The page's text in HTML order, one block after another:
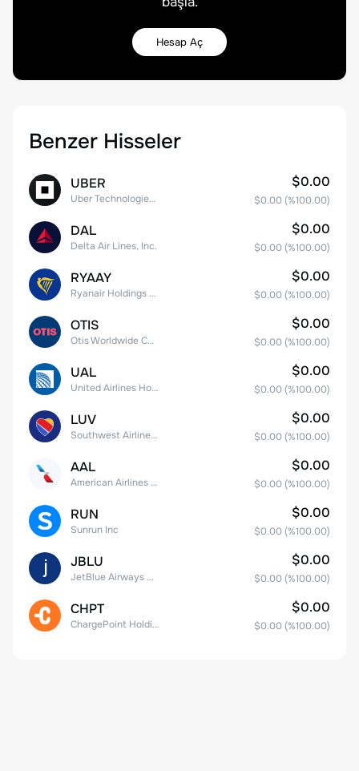
Hesap Aç
Benzer Hisseler
UBER
Uber Technologies, Inc.
$0.00
$0.00 (%100.00)
DAL
Delta Air Lines, Inc.
$0.00
$0.00 (%100.00)
RYAAY
Ryanair Holdings plc American Depositary Shares
$0.00
$0.00 (%100.00)
OTIS
Otis Worldwide Corporation
$0.00
$0.00 (%100.00)
UAL
United Airlines Holdings, Inc. Common Stock
$0.00
$0.00 (%100.00)
LUV
Southwest Airlines Co.
$0.00
$0.00 (%100.00)
AAL
American Airlines Group Inc.
$0.00
$0.00 (%100.00)
RUN
Sunrun Inc
$0.00
$0.00 (%100.00)
JBLU
JetBlue Airways Corp
$0.00
$0.00 (%100.00)
CHPT
ChargePoint Holdings, Inc.
$0.00
$0.00 (%100.00)